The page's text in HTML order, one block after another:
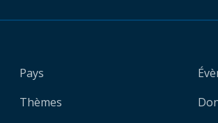
Pays
Thèmes